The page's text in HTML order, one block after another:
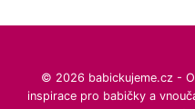
© 2026 babickujeme.cz -
inspirace pro babičky a